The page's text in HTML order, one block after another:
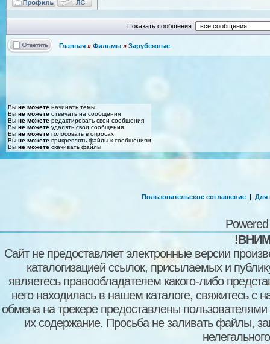
Показать сообщения:
Главная » Фильмы » Зарубежные
Вы не можете начинать темы
Вы не можете отвечать на сообщения
Вы не можете редактировать свои сообщения
Вы не можете удалять свои сообщения
Вы не можете голосовать в опросах
Вы не можете прикреплять файлы к сообщениям
Вы не можете скачивать файлы
Пользовательское соглашение | Для
Сайт не предоставляет электронные версии
каталогизацией ссылок, присылаемых и
являетесь правообладателем какого-либо
него находилась в нашем каталоге, свяжитесь
обмена на трекере предоставлены пользователями
их содержание. Просьба не заливать файлы,